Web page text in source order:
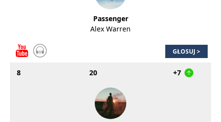
Passenger
Alex Warren
GŁOSUJ >
8 20 +7